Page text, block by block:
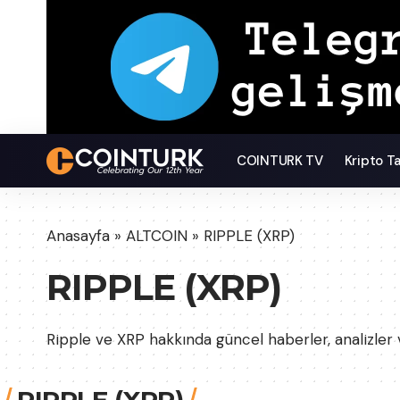
COINTURK TV Kripto
Anasayfa» ALTCOIN » RIPPLE (XRP)
RIPPLE (XRP)
Ripple ve XRP hakkında güncel haberler,